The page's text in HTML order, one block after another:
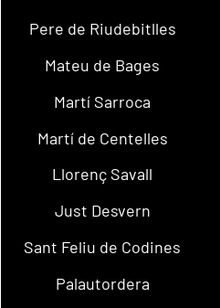
Pere de Riudebitlles
Mateu de Bages
Martí Sarroca
Martí de Centelles
Llorenç Savall
Just Desvern
Sant Feliu de Codines
Palautordera